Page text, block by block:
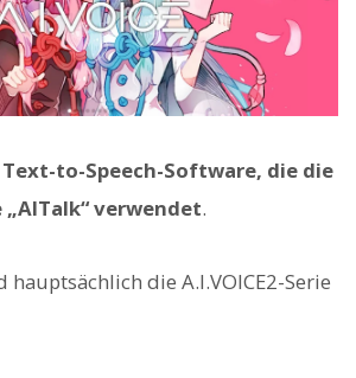
Text-to-Speech-Software, die die
verwendet.
hauptsächlich die A.I.VOICE2-Serie